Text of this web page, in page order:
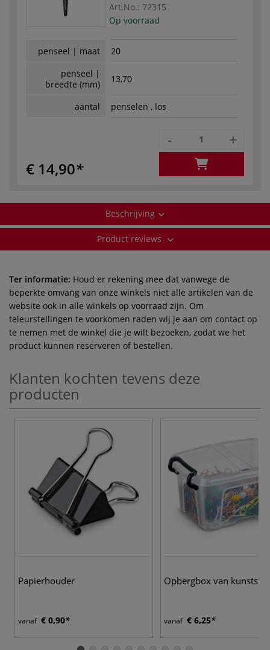
Art.No.: 72315
Op voorraad
penseel | maat
20
penseel |
breedte (mm)
13,70
aantal penselen , los
€ 14,90
- +
Beschrijving
Product reviews
Ter informatie: Houd er rekening mee dat vanwege de
beperkte omvang van onze winkels niet alle artikelen van de
website ook in alle winkels op voorraad zijn. Om
teleurstellingen te voorkomen raden wij je aan om contact op
te nemen met de winkel die je wilt bezoeken, zodat we het
product kunnen reserveren of bestellen.
Klanten kochten tevens deze
producten
Papierhouder
vanaf € 0,90
Opbergbox van kunststof
vanaf € 6,25